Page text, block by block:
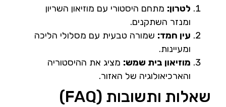
לטרון: מתחם היסטורי עם מוזיאון השריון
ומנזר השתקנים.
עין חמד: שמורה טבעית עם מסלולי הליכה
ומעיינות.
מוזיאון בית שמש: מציג את ההיסטוריה
והארכיאולוגיה של האזור.
שאלות ותשובות (FAQ)